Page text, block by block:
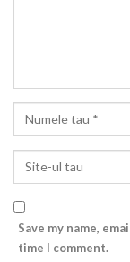
Save my name,
time I comment.